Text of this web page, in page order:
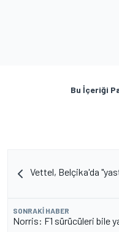
Bu İçeriği
Vettel, Belçika'da
SONRAKI HABER
Norris: F1 sürücüleri bile